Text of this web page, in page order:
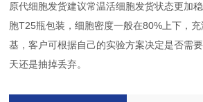
原代细胞发货建议常温活细胞发货状态更加
胞T25瓶包装，细胞密度一般在80%上下，
基，客户可根据自己的实验方案决定是否需
天还是抽掉丢弃。